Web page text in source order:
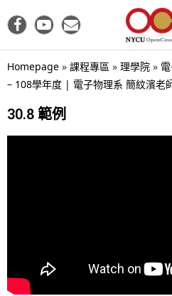
Homepage » 課程專區 » 理學院 »
– 108學年度 | 電子物理系 簡紋濱老
30.8 範例